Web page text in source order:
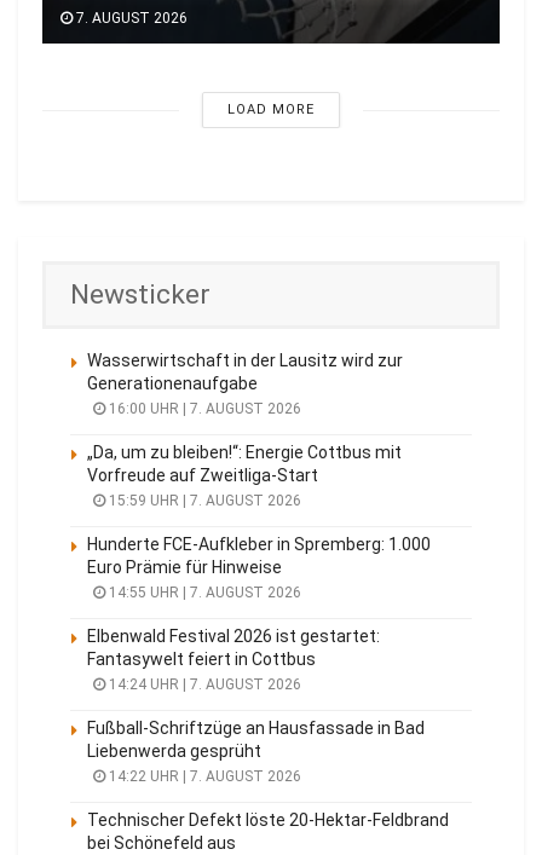
7. AUGUST 2026
LOAD MORE
Newsticker
Wasserwirtschaft in der Lausitz wird zur
Generationenaufgabe
16:00 UHR | 7. AUGUST 2026
„Da, um zu bleiben!“: Energie Cottbus mit
Vorfreude auf Zweitliga-Start
15:59 UHR | 7. AUGUST 2026
Hunderte FCE-Aufkleber in Spremberg: 1.000
Euro Prämie für Hinweise
14:55 UHR | 7. AUGUST 2026
Elbenwald Festival 2026 ist gestartet:
Fantasywelt feiert in Cottbus
14:24 UHR | 7. AUGUST 2026
Fußball-Schriftzüge an Hausfassade in Bad
Liebenwerda gesprüht
14:22 UHR | 7. AUGUST 2026
Technischer Defekt löste 20-Hektar-Feldbrand
bei Schönefeld aus